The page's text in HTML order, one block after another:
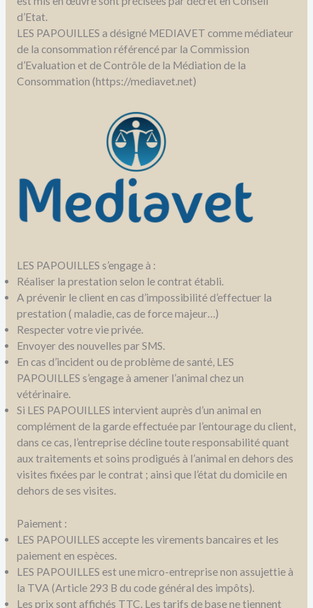
d’Etat.
LES PAPOUILLES a désigné MEDIAVET comme médiateur
de la consommation référencé par la Commission
d’Evaluation et de Contrôle de la Médiation de la
Consommation (https://mediavet.net)
LES PAPOUILLES s’engage à :
Réaliser la prestation selon le contrat établi.
A prévenir le client en cas d’impossibilité d’effectuer la
prestation ( maladie, cas de force majeur…)
Respecter votre vie privée.
Envoyer des nouvelles par SMS.
En cas d’incident ou de problème de santé, LES
PAPOUILLES s’engage à amener l’animal chez un
vétérinaire.
Si LES PAPOUILLES intervient auprès d’un animal en
complément de la garde effectuée par l’entourage du client,
dans ce cas, l’entreprise décline toute responsabilité quant
aux traitements et soins prodigués à l’animal en dehors des
visites fixées par le contrat ; ainsi que l’état du domicile en
dehors de ses visites.
Paiement :
LES PAPOUILLES accepte les virements bancaires et les
paiement en espèces.
LES PAPOUILLES est une micro-entreprise non assujettie à
la TVA (Article 293 B du code général des impôts).
Les prix sont affichés TTC. Les tarifs de base ne tiennent